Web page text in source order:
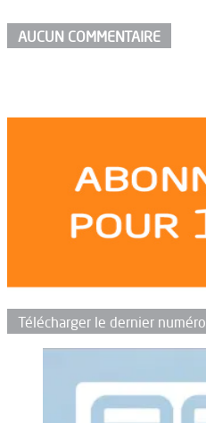
AUCUN COMMENTAIRE
Télécharger le dernier numéro